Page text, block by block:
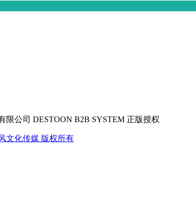
限公司 DESTOON B2B SYSTEM 正版授权
文化传媒 版权所有